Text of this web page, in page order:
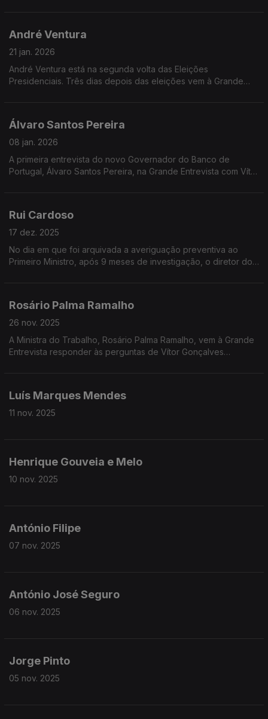
André Ventura
21 jan. 2026
André Ventura está na segunda volta das Eleições
Presidenciais. Três dias depois das eleições vem à Grande
Álvaro Santos Pereira
08 jan. 2026
A primeira entrevista do novo Governador do Banco de
Portugal, Álvaro Santos Pereira, na Grande Entrevista com Vítor
Rui Cardoso
17 dez. 2025
No dia em que foi arquivada a averiguação preventiva ao
Primeiro Ministro, após 9 meses de investigação, o diretor do
Rosário Palma Ramalho
26 nov. 2025
A Ministra do Trabalho, Rosário Palma Ramalho, vem à Grande
Entrevista responder às perguntas de Vítor Gonçalves
Luís Marques Mendes
11 nov. 2025
Henrique Gouveia e Melo
10 nov. 2025
António Filipe
07 nov. 2025
António José Seguro
06 nov. 2025
Jorge Pinto
05 nov. 2025